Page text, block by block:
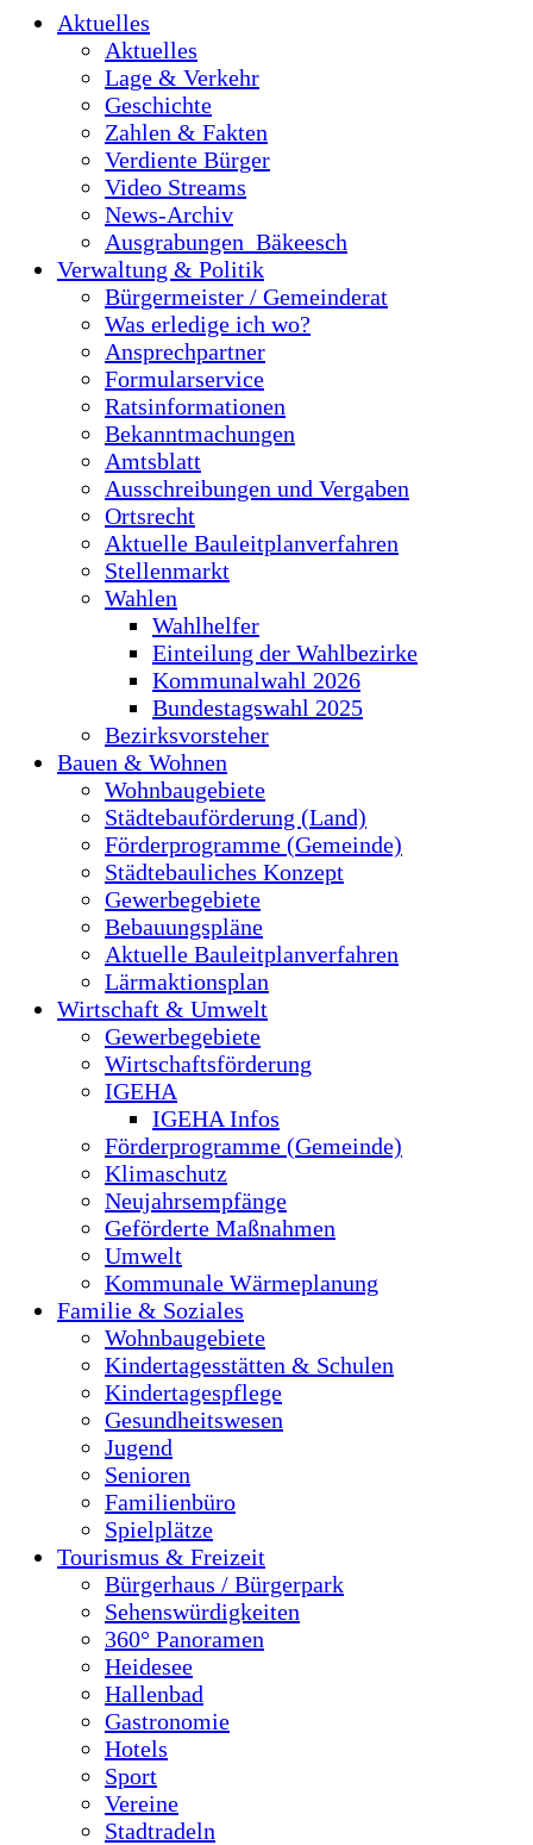
Aktuelles
Aktuelles
Lage & Verkehr
Geschichte
Zahlen & Fakten
Verdiente Bürger
Video Streams
News-Archiv
Ausgrabungen_Bäkeesch
Verwaltung & Politik
Bürgermeister / Gemeinderat
Was erledige ich wo?
Ansprechpartner
Formularservice
Ratsinformationen
Bekanntmachungen
Amtsblatt
Ausschreibungen und Vergaben
Ortsrecht
Aktuelle Bauleitplanverfahren
Stellenmarkt
Wahlen
Wahlhelfer
Einteilung der Wahlbezirke
Kommunalwahl 2026
Bundestagswahl 2025
Bezirksvorsteher
Bauen & Wohnen
Wohnbaugebiete
Städtebauförderung (Land)
Förderprogramme (Gemeinde)
Städtebauliches Konzept
Gewerbegebiete
Bebauungspläne
Aktuelle Bauleitplanverfahren
Lärmaktionsplan
Wirtschaft & Umwelt
Gewerbegebiete
Wirtschaftsförderung
IGEHA
IGEHA Infos
Förderprogramme (Gemeinde)
Klimaschutz
Neujahrsempfänge
Geförderte Maßnahmen
Umwelt
Kommunale Wärmeplanung
Familie & Soziales
Wohnbaugebiete
Kindertagesstätten & Schulen
Kindertagespflege
Gesundheitswesen
Jugend
Senioren
Familienbüro
Spielplätze
Tourismus & Freizeit
Bürgerhaus / Bürgerpark
Sehenswürdigkeiten
360° Panoramen
Heidesee
Hallenbad
Gastronomie
Hotels
Sport
Vereine
Stadtradeln